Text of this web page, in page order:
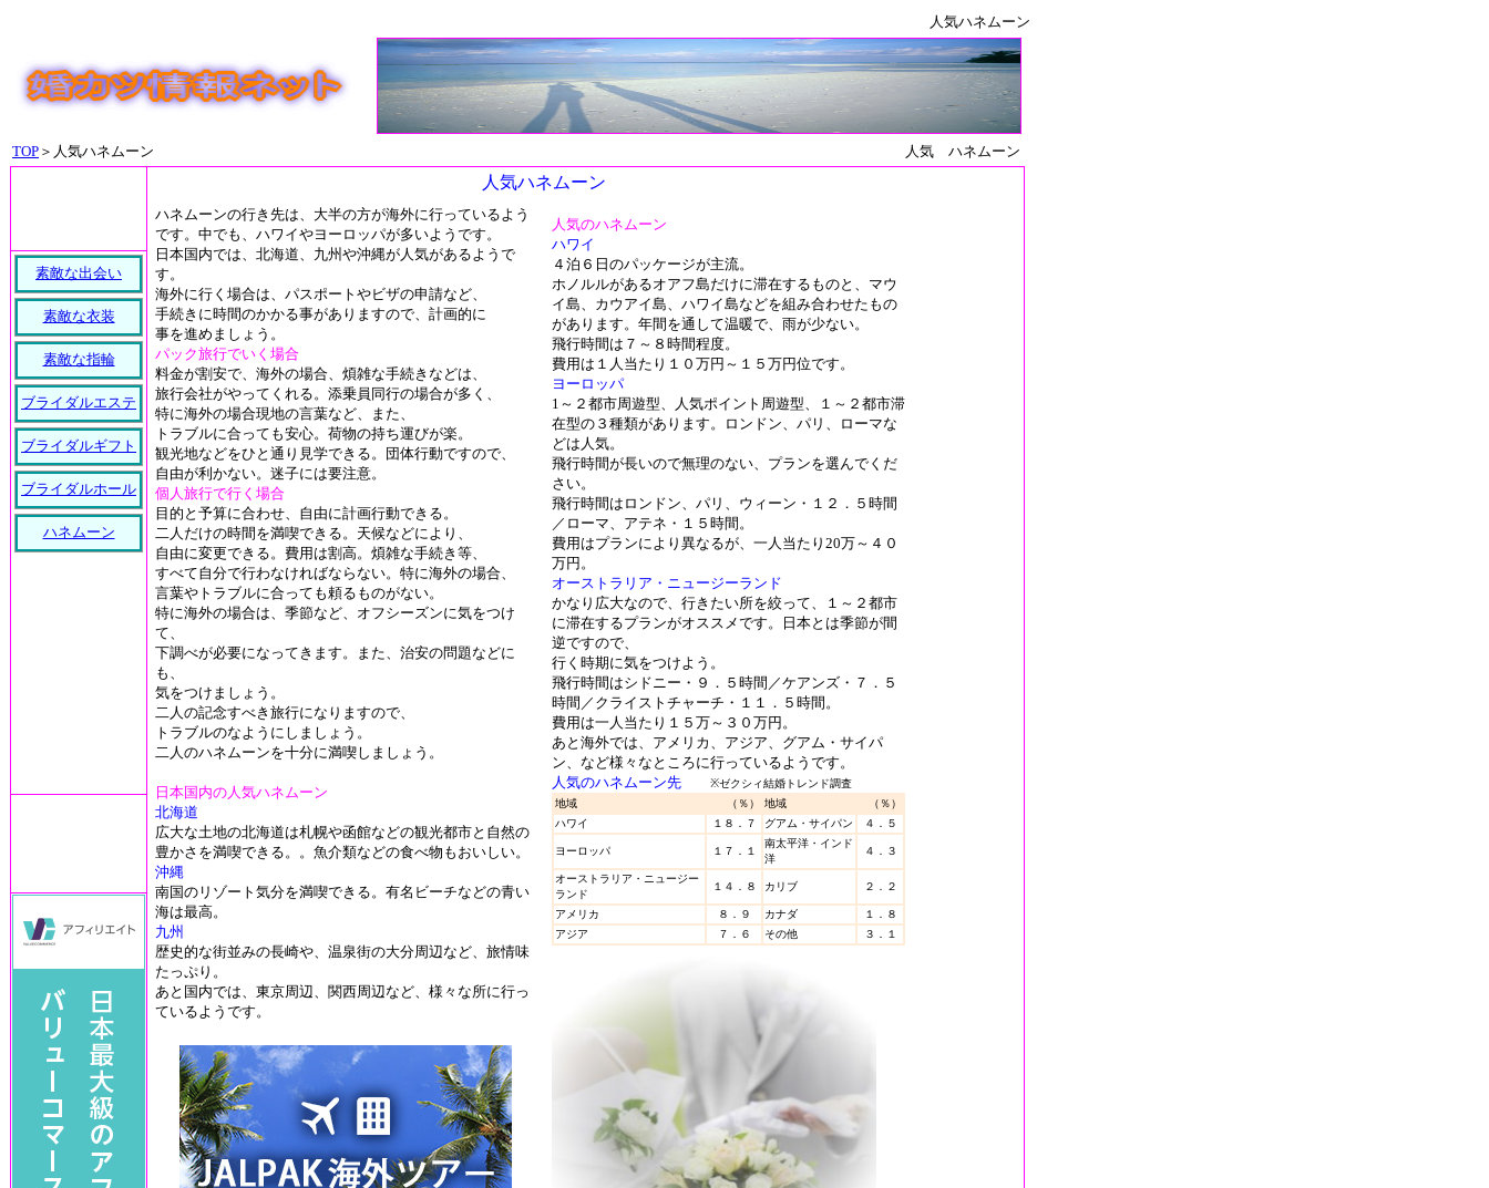
人気ハネムーン
TOP ＞人気ハネムーン 人気 ハネムーン
人気ハネムーン
ハネムーンの行き先は、大半の方が海外に行っているよう
です。中でも、ハワイやヨーロッパが多いようです。
日本国内では、北海道、九州や沖縄が人気があるようで
す。
海外に行く場合は、パスポートやビザの申請など、
手続きに時間のかかる事がありますので、計画的に
事を進めましょう。
パック旅行でいく場合
料金が割安で、海外の場合、煩雑な手続きなどは、
旅行会社がやってくれる。添乗員同行の場合が多く、
特に海外の場合現地の言葉など、また、
トラブルに合っても安心。荷物の持ち運びが楽。
観光地などをひと通り見学できる。団体行動ですので、
自由が利かない。迷子には要注意。
個人旅行で行く場合
目的と予算に合わせ、自由に計画行動できる。
二人だけの時間を満喫できる。天候などにより、
自由に変更できる。費用は割高。煩雑な手続き等、
すべて自分で行わなければならない。特に海外の場合、
言葉やトラブルに合っても頼るものがない。
特に海外の場合は、季節など、オフシーズンに気をつけ
て、
下調べが必要になってきます。また、治安の問題などに
も、
気をつけましょう。
二人の記念すべき旅行になりますので、
トラブルのなようにしましょう。
二人のハネムーンを十分に満喫しましょう。
日本国内の人気ハネムーン
北海道
広大な土地の北海道は札幌や函館などの観光都市と自然の
豊かさを満喫できる。。魚介類などの食べ物もおいしい。
沖縄
南国のリゾート気分を満喫できる。有名ビーチなどの青い
海は最高。
九州
歴史的な街並みの長崎や、温泉街の大分周辺など、旅情味
たっぷり。
あと国内では、東京周辺、関西周辺など、様々な所に行っ
ているようです。
人気のハネムーン
ハワイ
４泊６日のパッケージが主流。
ホノルルがあるオアフ島だけに滞在するものと、マウ
イ島、カウアイ島、ハワイ島などを組み合わせたもの
があります。年間を通して温暖で、雨が少ない。
飛行時間は７～８時間程度。
費用は１人当たり１０万円～１５万円位です。
ヨーロッパ
1～２都市周遊型、人気ポイント周遊型、１～２都市滞
在型の３種類があります。ロンドン、パリ、ローマな
どは人気。
飛行時間が長いので無理のない、プランを選んでくだ
さい。
飛行時間はロンドン、パリ、ウィーン・１２．５時間
／ローマ、アテネ・１５時間。
費用はプランにより異なるが、一人当たり20万～４０
万円。
オーストラリア・ニュージーランド
かなり広大なので、行きたい所を絞って、１～２都市
に滞在するプランがオススメです。日本とは季節が間
逆ですので、
行く時期に気をつけよう。
飛行時間はシドニー・９．５時間／ケアンズ・７．５
時間／クライストチャーチ・１１．５時間。
費用は一人当たり１５万～３０万円。
あと海外では、アメリカ、アジア、グアム・サイパ
ン、など様々なところに行っているようです。
人気のハネムーン先
※ゼクシィ結婚トレンド調査
地域
（％） 地域
（％）
ハワイ
１８．７ グアム・サイパン ４．５
ヨーロッパ １７．１
南太平洋・インド
洋
４．３
オーストラリア・ニュージー
ランド
１４．８ カリブ ２．２
アメリカ ８．９ カナダ
１．８
アジア
７．６ その他 ３．１
素敵な出会い
素敵な衣装
素敵な指輪
ブライダルエステ
ブライダルギフト
ブライダルホール
ハネムーン